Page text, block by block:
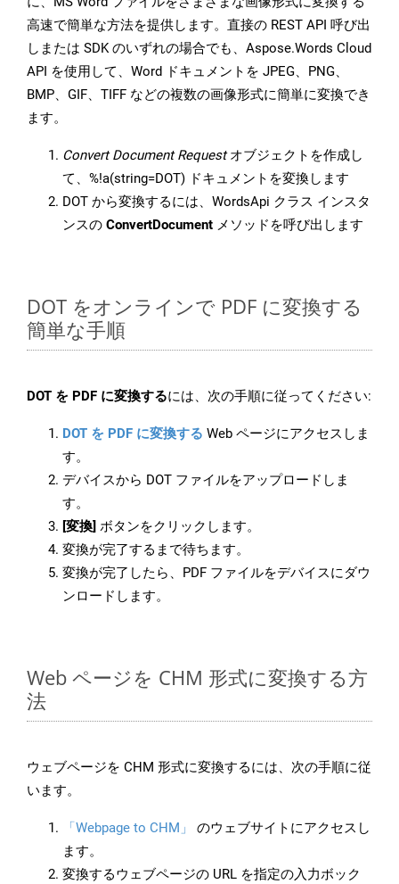
高速で簡単な方法を提供します。直接の REST API 呼び出
しまたは SDK のいずれの場合でも、Aspose.Words Cloud
API を使用して、Word ドキュメントを JPEG、PNG、
BMP、GIF、TIFF などの複数の画像形式に簡単に変換でき
ます。
Convert Document Requestオブジェクトを作成し
て、%!a(string=DOT) ドキュメントを変換します
DOT から変換するには、WordsApi クラス インスタ
ンスの ConvertDocument メソッドを呼び出します
DOT をオンラインで PDF に変換する
簡単な手順
DOT を PDF に変換するには、次の手順に従ってください:
DOT を PDF に変換する Web ページにアクセスしま
す。
デバイスから DOT ファイルをアップロードしま
す。
[変換] ボタンをクリックします。
変換が完了するまで待ちます。
変換が完了したら、PDF ファイルをデバイスにダウ
ンロードします。
Web ページを CHM 形式に変換する方
法
ウェブページを CHM 形式に変換するには、次の手順に従
います。
「Webpage to CHM」
のウェブサイトにアクセスし
ます。
変換するウェブページの URL を指定の入力ボック